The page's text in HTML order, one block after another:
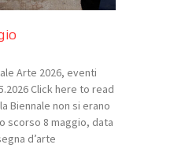
Arte 2026, eventi
Click here to read
Biennale non si erano
scorso 8 maggio, data
d’arte